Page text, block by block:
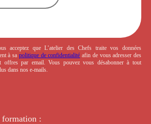
acceptez que L’atelier des Chefs traite vos données
à sa politique de confidentialité afin de vous adresser des
offres par email. Vous pouvez vous désabonner à tout
dans nos e-mails.
formation :